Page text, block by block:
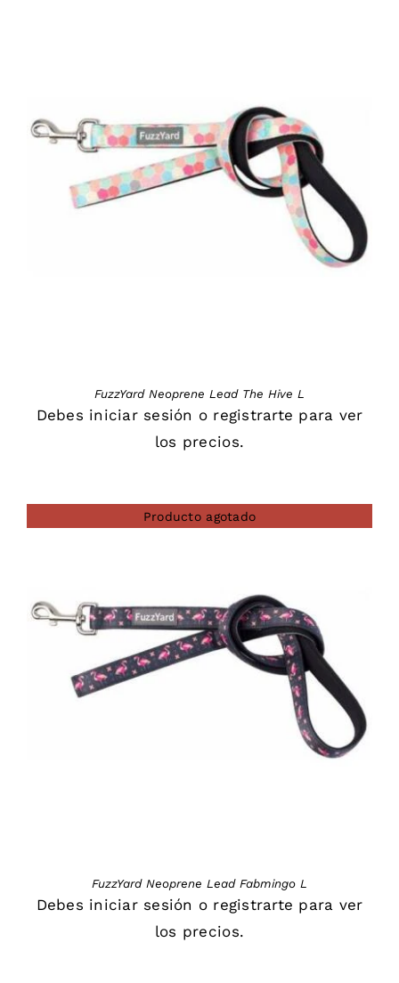
FuzzYard Neoprene Lead The Hive L
Debes iniciar sesión o registrarte para ver
los precios.
Producto agotado
FuzzYard Neoprene Lead Fabmingo L
Debes iniciar sesión o registrarte para ver
los precios.